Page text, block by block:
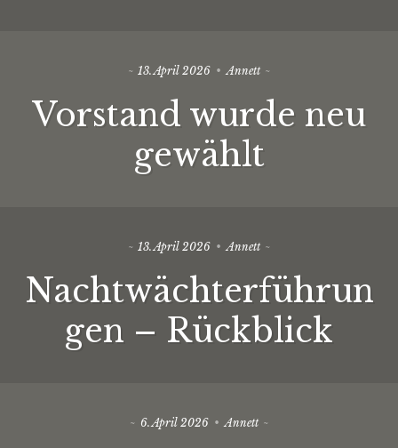
13. April 2026 Annett
Vorstand wurde neu
gewählt
13. April 2026 Annett
Nachtwächterführun
gen – Rückblick
6. April 2026 Annett